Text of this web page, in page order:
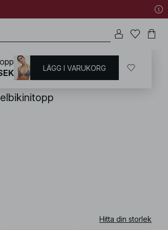
/ Mix & match
Hitta din storlek
LÄGG I VARUKORG